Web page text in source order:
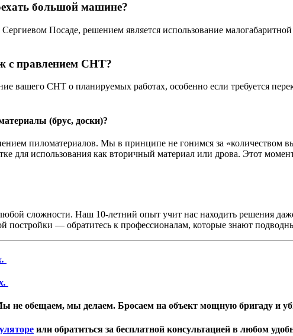
большой машине?
Посаде, решением является использование
с правлением СНТ?
вашего СНТ о планируемых работах, особенно если требуется
(брус, доски)?
пиломатериалов. Мы в принципе не гонимся за «количеством
для использования как вторичный материал или дрова. Этот
сложности. Наш 10-летний опыт учит нас находить решения
постройки — обратитесь к профессионалам, которые знают
не обещаем, мы делаем. Бросаем на объект мощную бригаду и
или обратиться за бесплатной консультацией в любом